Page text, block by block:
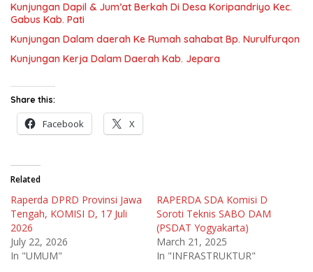
Kunjungan Dapil & Jum’at Berkah Di Desa Koripandriyo Kec.
Gabus Kab. Pati
Kunjungan Dalam daerah Ke Rumah sahabat Bp. Nurulfurqon
Kunjungan Kerja Dalam Daerah Kab. Jepara
Share this:
Facebook X
Related
Raperda DPRD Provinsi Jawa
Tengah, KOMISI D, 17 Juli
2026
July 22, 2026
In "UMUM"
RAPERDA SDA Komisi D
Soroti Teknis SABO DAM
(PSDAT Yogyakarta)
March 21, 2025
In "INFRASTRUKTUR"